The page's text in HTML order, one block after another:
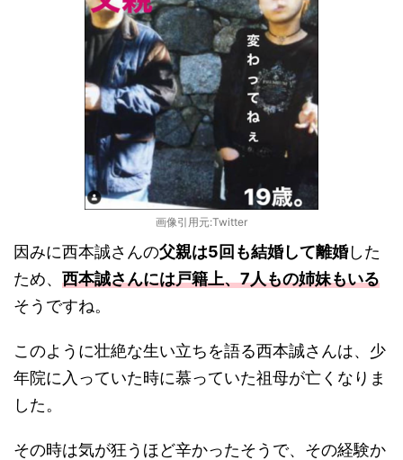
画像引用元:Twitter
因みに西本誠さんの父親は5回も結婚して離婚した
ため、 西本誠さんには戸籍上、7人もの姉妹もいる
そうですね。
このように壮絶な生い立ちを語る西本誠さんは、少
年院に入っていた時に慕っていた祖母が亡くなりま
した。
その時は気が狂うほど辛かったそうで、その経験か